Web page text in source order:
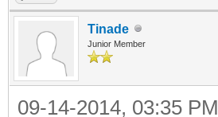
Tinade
Junior Member
09-14-2014, 03:35 PM